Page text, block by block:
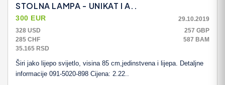
STOLNA LAMPA - UNIKAT I A..
300 EUR
29.10.2019
328 USD
257 GBP
285 CHF
587 BAM
35.165 RSD
Širi jako lijepo svijetlo, visina 85 cm,jedinstvena i lijepa. Detaljne
informacije 091-5020-898 Cijena: 2.22..